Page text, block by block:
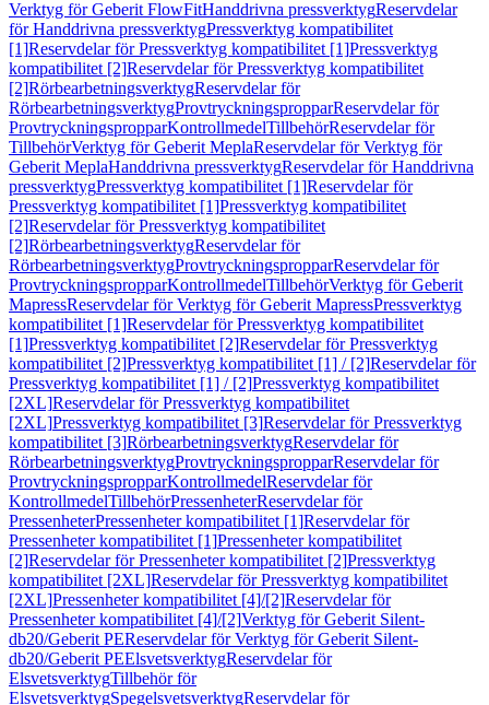
Verktyg för Geberit FlowFitHanddrivna pressverktygReservdelar
för Handdrivna pressverktygPressverktyg kompatibilitet
[1]Reservdelar för Pressverktyg kompatibilitet [1]Pressverktyg
kompatibilitet [2]Reservdelar för Pressverktyg kompatibilitet
[2]RörbearbetningsverktygReservdelar för
RörbearbetningsverktygProvtryckningspropparReservdelar för
ProvtryckningspropparKontrollmedelTillbehörReservdelar för
TillbehörVerktyg för Geberit MeplaReservdelar för Verktyg för
Geberit MeplaHanddrivna pressverktygReservdelar för Handdrivna
pressverktygPressverktyg kompatibilitet [1]Reservdelar för
Pressverktyg kompatibilitet [1]Pressverktyg kompatibilitet
[2]Reservdelar för Pressverktyg kompatibilitet
[2]RörbearbetningsverktygReservdelar för
RörbearbetningsverktygProvtryckningspropparReservdelar för
ProvtryckningspropparKontrollmedelTillbehörVerktyg för Geberit
MapressReservdelar för Verktyg för Geberit MapressPressverktyg
kompatibilitet [1]Reservdelar för Pressverktyg kompatibilitet
[1]Pressverktyg kompatibilitet [2]Reservdelar för Pressverktyg
kompatibilitet [2]Pressverktyg kompatibilitet [1] / [2]Reservdelar för
Pressverktyg kompatibilitet [1] / [2]Pressverktyg kompatibilitet
[2XL]Reservdelar för Pressverktyg kompatibilitet
[2XL]Pressverktyg kompatibilitet [3]Reservdelar för Pressverktyg
kompatibilitet [3]RörbearbetningsverktygReservdelar för
RörbearbetningsverktygProvtryckningspropparReservdelar för
ProvtryckningspropparKontrollmedelReservdelar för
KontrollmedelTillbehörPressenheterReservdelar för
PressenheterPressenheter kompatibilitet [1]Reservdelar för
Pressenheter kompatibilitet [1]Pressenheter kompatibilitet
[2]Reservdelar för Pressenheter kompatibilitet [2]Pressverktyg
kompatibilitet [2XL]Reservdelar för Pressverktyg kompatibilitet
[2XL]Pressenheter kompatibilitet [4]/[2]Reservdelar för
Pressenheter kompatibilitet [4]/[2]Verktyg för Geberit Silent-
db20/Geberit PEReservdelar för Verktyg för Geberit Silent-
db20/Geberit PEElsvetsverktygReservdelar för
ElsvetsverktygTillbehör för
ElsvetsverktygSpegelsvetsverktygReservdelar för